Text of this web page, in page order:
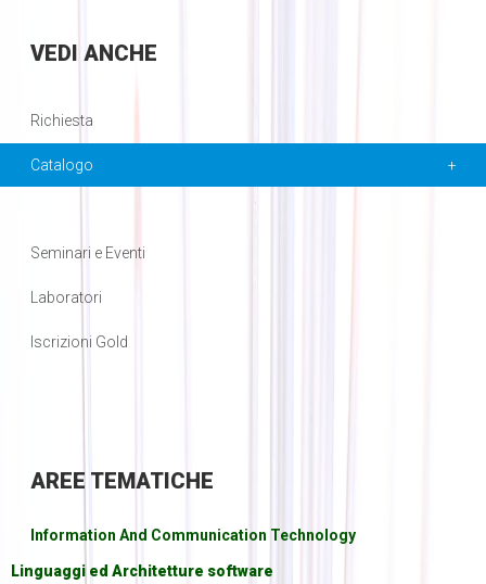
VEDI ANCHE
Richiesta
Catalogo
Seminari e Eventi
Laboratori
Iscrizioni Gold
AREE TEMATICHE
Information And Communication Technology
Linguaggi ed Architetture software